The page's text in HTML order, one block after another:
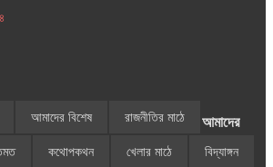
আমাদের বিশেষ রাজনীতির মাঠে
কথোপকথন খেলার মাঠে বিদ্যাঙ্গন
আমাদের